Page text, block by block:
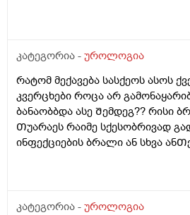
ᲨეიᲫლება იყოს Თუარა
ბრალი? იმიტორო დიდიხანი 4-5
წამლებს ვსვავდი და ᲩემიᲗ
კავᲨირᲨი
კატეგორია - უროლოგია
რატომ მექავება სასქეოს ასოს
კვერცხები როცა არ
ბანაობბდა ასე Შემდეგ?? რისი
Თუარაეს რაიმე სქესობრივად
ინფექციების ბრალი ან სხვა
კატეგორია - უროლოგია